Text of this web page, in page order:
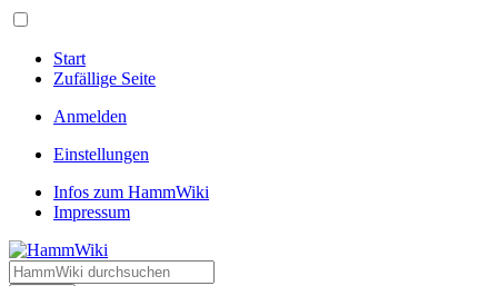
Start
Zufällige Seite
Anmelden
Einstellungen
Infos zum HammWiki
Impressum